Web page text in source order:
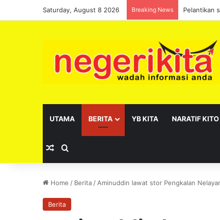
Saturday, August 8 2026 Breaking News Pelantikan
UTAMA BERITA YB KITA NARATIF KITO
Random Article
Home / Berita / Aminuddin lawat stor Pengkalan
Berita